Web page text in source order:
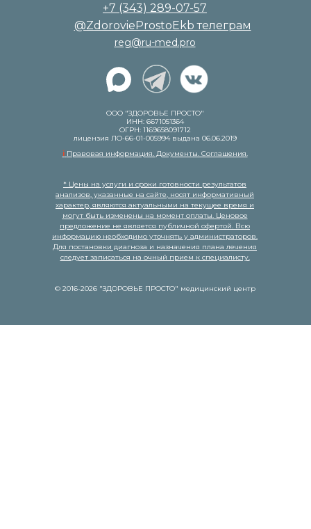
ООО "ЗДОРОВЬЕ ПРОСТО"
ИНН: 6671051364
ОГРН: 1169658091712
лицензия ЛО-66-01-005994 выдана 06.06.2019
i Правовая информация. Документы. Соглашения.
© 2016-2026 "ЗДОРОВЬЕ ПРОСТО" медицинский центр
* Цены на услуги и сроки готовности результатов
анализов, указанные на сайте, носят информативный
характер, являются актуальными на текущее время и
могут быть изменены на момент оплаты. Ценовое
предложение не является публичной офертой. Всю
информацию необходимо уточнять у администраторов.
Для постановки диагноза и назначения плана лечения
следует записаться на очный прием к специалисту.
reg@ru-med.pro
+7 (343) 289-07-57
@ZdorovieProstoEkb телеграм